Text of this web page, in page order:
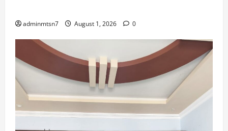
adminmtsn7 August 1, 2026 0